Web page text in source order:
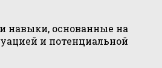
навыки, основанные на
и потенциальной